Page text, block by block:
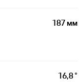
187 мм
16,8 °